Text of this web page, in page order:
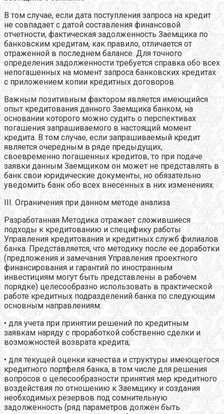
В том случае, если дата поступления запроса на кредит
не совпадает с датой составления финансовой
отчетности, фактическая задолженность Заемщика по
банковским кредитам, как правило, отличается от
отраженной в последнем балансе. Для точного
определения задолженности требуется справка обо всех
непогашенных на момент запроса банковских кредитах
с приложением копии кредитных договоров.
Важным позитивным фактором является имеющийся
опыт кредитования данного Заемщика банком, на
основании которого можно судить о перспективах
погашения запрашиваемого в настоящий момент
кредита. В том случае, если запрашиваемый кредит
является очередным в ряде предыдущих,
своевременно погашенных кредитов, то при подаче
заявки данным Заемщиком он может не представлять в
банк свои юридические документы, но обязательно
уведомить банк обо всех внесенных в них изменениях.
III. Ограничения при данном методе анализа
Разработанная Методика отражает сложившиеся
подходы к кредитованию и специфику работы
Управления кредитования и кредитных служб филиалов
банка. Представляется, что методику после ее доработки
(предложения и замечания Управления проектного
финансирования и гарантий по иностранным
инвестициям могут быть представлены в рабочем
порядке) целесообразно использовать в практической
работе кредитных подразделений банка по следующим
основным направлениям:
• для учета при принятии решений по кредитным
заявкам наряду с проработкой собственно сделки и
возможностей возврата кредита;
• для текущей оценки качества и структуры имеющегося
кредитного портфеля банка, в том числе для решения
вопросов о целесообразности принятия мер кредитного
воздействия по отношению к Заемщику и создания
необходимых резервов под сомнительную
задолженность (ряд параметров должен быть